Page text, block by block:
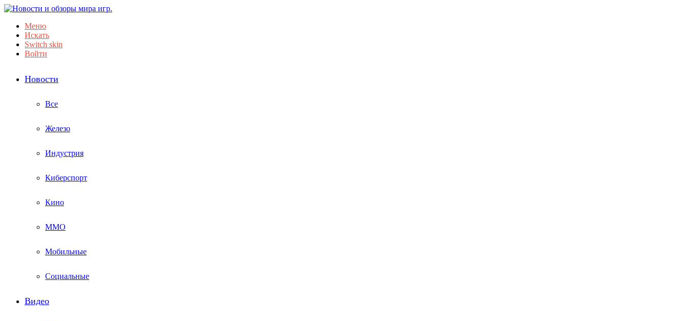
Меню
Искать
Switch skin
Войти
Новости
Все
Железо
Индустрия
Киберспорт
Кино
ММО
Мобильные
Социальные
Видео